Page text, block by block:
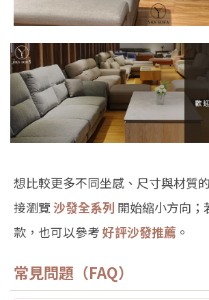
想比較更多不同坐感、尺寸與材質
接瀏覽沙發全系列 開始縮小方向；
款，也可以參考好評沙發推薦 。
常見問題（FAQ）